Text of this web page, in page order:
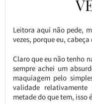
Leitora aqui não pede,
vezes, porque eu,
Claro que eu não tenho
sempre achei um
maquiagem pelo
validade
metade do que tem, isso